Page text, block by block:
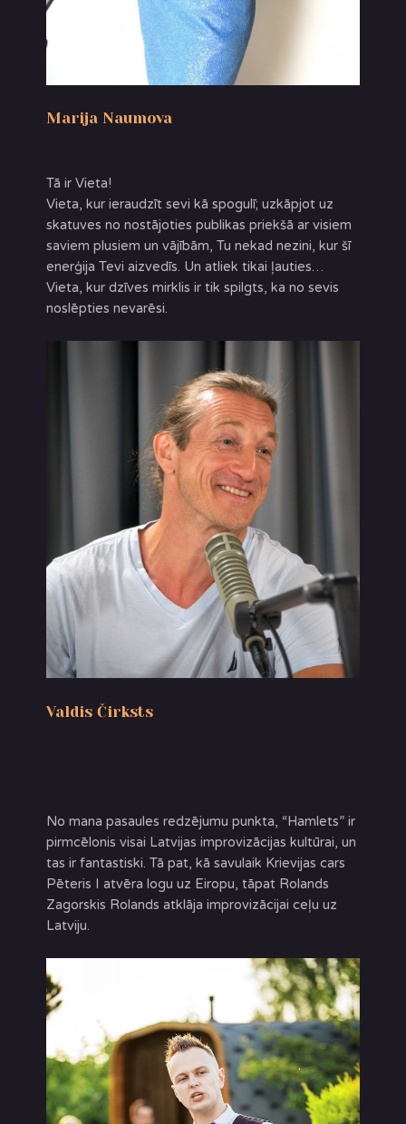
Marija Naumova
Tā ir Vieta!
Vieta, kur ieraudzīt sevi kā spogulī; uzkāpjot uz
skatuves no nostājoties publikas priekšā ar visiem
saviem plusiem un vājībām, Tu nekad nezini, kur šī
enerģija Tevi aizvedīs. Un atliek tikai ļauties…
Vieta, kur dzīves mirklis ir tik spilgts, ka no sevis
noslēpties nevarēsi.
Valdis Čirksts
No mana pasaules redzējumu punkta, “Hamlets” ir
pirmcēlonis visai Latvijas improvizācijas kultūrai, un
tas ir fantastiski. Tā pat, kā savulaik Krievijas cars
Pēteris I atvēra logu uz Eiropu, tāpat Rolands
Zagorskis Rolands atklāja improvizācijai ceļu uz
Latviju.